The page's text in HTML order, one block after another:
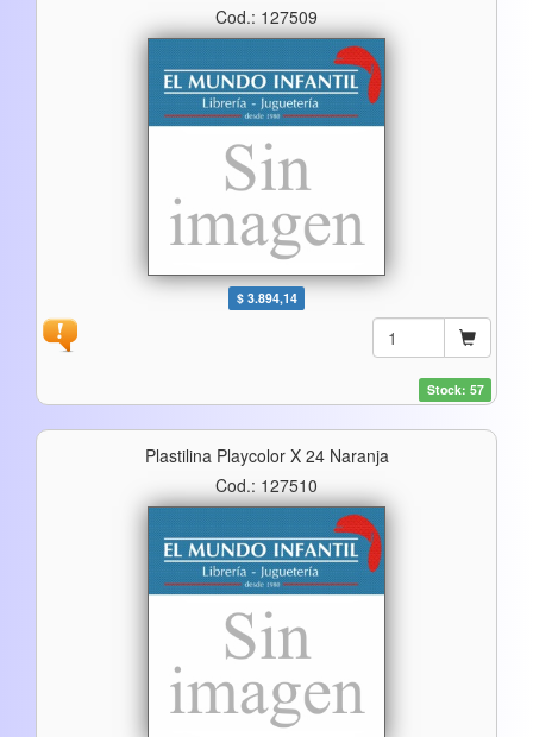
Cod.: 127509
$ 3.894,14
Stock: 57
Plastilina Playcolor X 24 Naranja
Cod.: 127510